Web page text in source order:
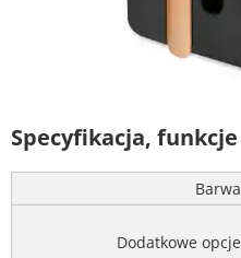
Specyfikacja, funkcje
Barwa
Dodatkowe opcje